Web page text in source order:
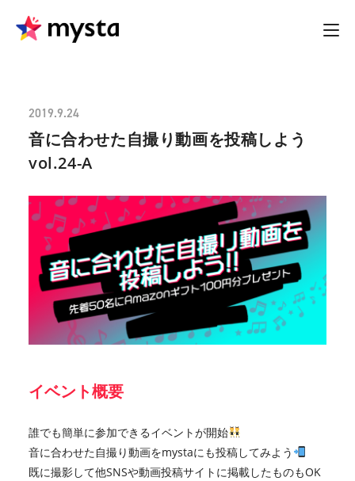
2019.9.24
音に合わせた自撮り動画を投稿しよう
vol.24-A
イベント概要
誰でも簡単に参加できるイベントが開始
音に合わせた自撮り動画をmystaにも投稿してみよう
既に撮影して他SNSや動画投稿サイトに掲載したものもOK